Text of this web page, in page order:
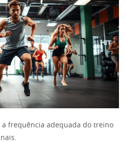
a frequência adequada do treino